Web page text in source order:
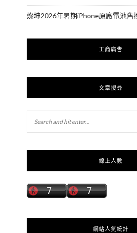
燦坤2026年暑期iPhone原廠電池舊
工商廣告
文章搜尋
線上人數
網站人氣統計